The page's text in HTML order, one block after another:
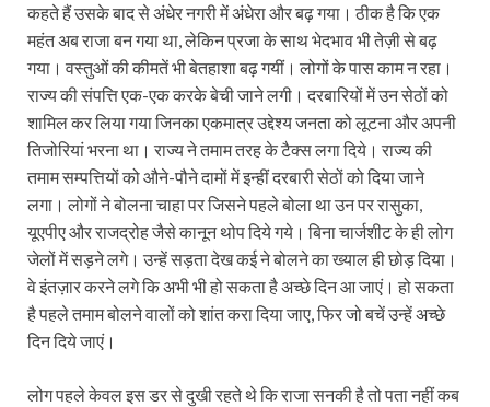
कहते हैं उसके बाद से अंधेर नगरी में अंधेरा और बढ़ गया। ठीक है कि एक
महंत अब राजा बन गया था, लेकिन प्रजा के साथ भेदभाव भी तेज़ी से बढ़
गया। वस्तुओं की कीमतें भी बेतहाशा बढ़ गयीं। लोगों के पास काम न रहा।
राज्य की संपत्ति एक-एक करके बेची जाने लगी। दरबारियों में उन सेठों को
शामिल कर लिया गया जिनका एकमात्र उद्देश्य जनता को लूटना और अपनी
तिजोरियां भरना था। राज्य ने तमाम तरह के टैक्स लगा दिये। राज्य की
तमाम सम्पत्तियों को औने-पौने दामों में इन्हीं दरबारी सेठों को दिया जाने
लगा। लोगों ने बोलना चाहा पर जिसने पहले बोला था उन पर रासुका,
यूएपीए और राजद्रोह जैसे कानून थोप दिये गये। बिना चार्जशीट के ही लोग
जेलों में सड़ने लगे। उन्हें सड़ता देख कई ने बोलने का ख्याल ही छोड़ दिया।
वे इंतज़ार करने लगे कि अभी भी हो सकता है अच्छे दिन आ जाएं। हो सकता
है पहले तमाम बोलने वालों को शांत करा दिया जाए, फिर जो बचें उन्हें अच्छे
दिन दिये जाएं।
लोग पहले केवल इस डर से दुखी रहते थे कि राजा सनकी है तो पता नहीं कब